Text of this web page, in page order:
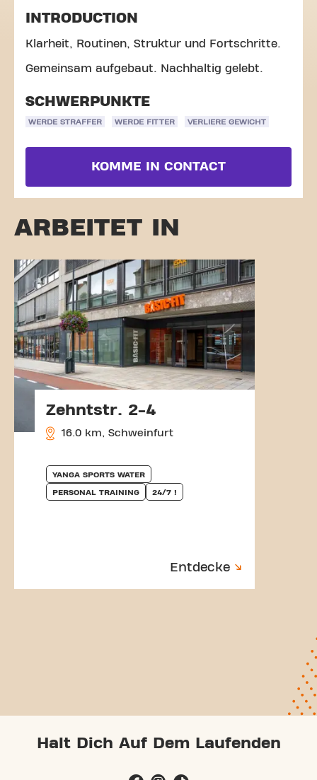
INTRODUCTION
Klarheit, Routinen, Struktur und Fortschritte.
Gemeinsam aufgebaut. Nachhaltig gelebt.
SCHWERPUNKTE
WERDE STRAFFER WERDE FITTER VERLIERE GEWICHT
KOMME IN CONTACT
ARBEITET IN
Zehntstr. 2-4
16.0 km, Schweinfurt
YANGA SPORTS WATER
PERSONAL TRAINING 24/7 !
Entdecke
Halt Dich Auf Dem Laufenden